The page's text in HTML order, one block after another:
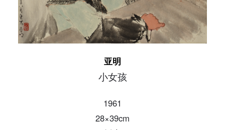
亚明
小女孩
1961
28×39cm
手机号码
发送验证码
手机号码将作为您的登录账号